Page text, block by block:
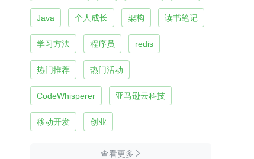
Java 个人成长 架构 读书笔记
学习方法 程序员 redis
热门推荐 热门活动
CodeWhisperer 亚马逊云科技
移动开发 创业
查看更多 